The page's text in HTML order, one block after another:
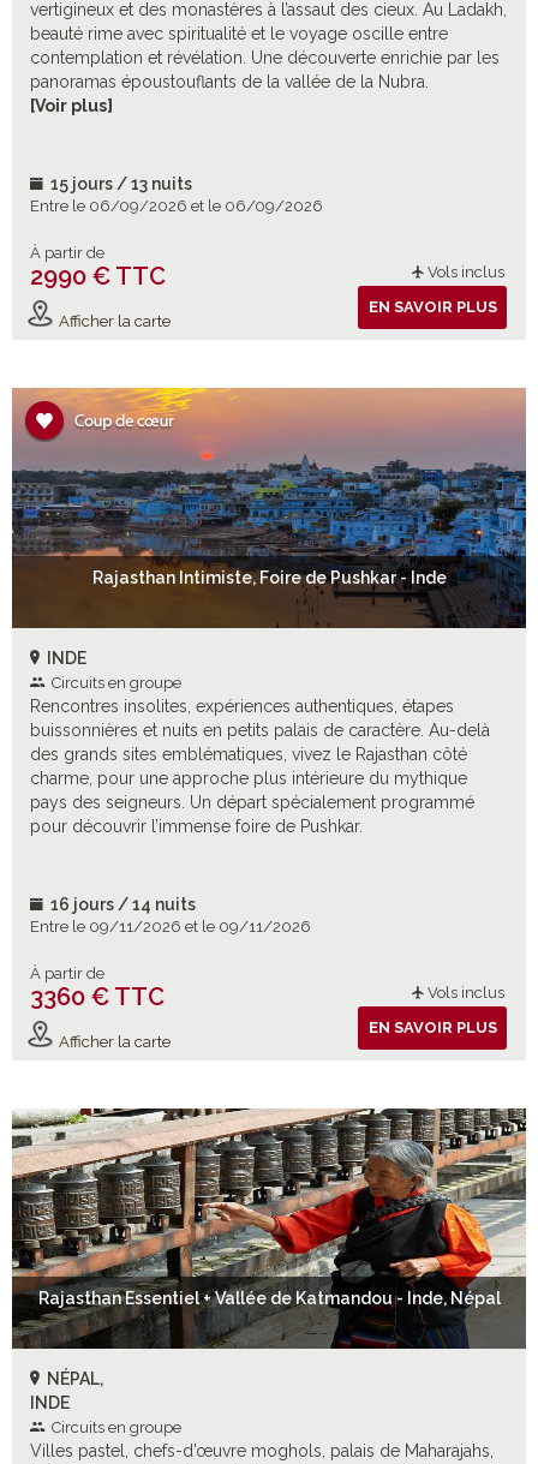
vertigineux et des monastères à l’assaut des cieux. Au Ladakh,
beauté rime avec spiritualité et le voyage oscille entre
contemplation et révélation. Une découverte enrichie par les
panoramas époustouflants de la vallée de la Nubra.
Embarquement pour l’aventure, au cœur du petit Tibet indien
[Voir plus]
15 jours / 13 nuits
Entre le 06/09/2026 et le 06/09/2026
À partir de
2990 € TTC Vols inclus
Afficher la carte
EN SAVOIR PLUS
Rajasthan Intimiste, Foire de Pushkar - Inde
INDE
Circuits en groupe
Rencontres insolites, expériences authentiques, étapes
buissonnières et nuits en petits palais de caractère. Au-delà
des grands sites emblématiques, vivez le Rajasthan côté
charme, pour une approche plus intérieure du mythique
pays des seigneurs. Un départ spécialement programmé
pour découvrir l’immense foire de Pushkar.
16 jours / 14 nuits
Entre le 09/11/2026 et le 09/11/2026
À partir de
3360 € TTC Vols inclus
Afficher la carte
EN SAVOIR PLUS
Rajasthan Essentiel + Vallée de Katmandou - Inde, Népal
NÉPAL,
INDE
Circuits en groupe
Villes pastel, chefs-d’œuvre moghols, palais de Maharajahs,